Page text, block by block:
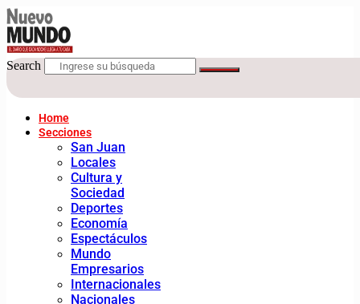
Search
Home
Secciones
San Juan
Locales
Cultura y
Sociedad
Deportes
Economía
Espectáculos
Mundo
Empresarios
Internacionales
Nacionales